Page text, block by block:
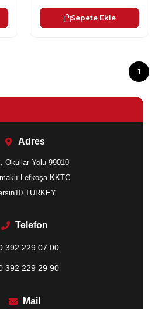
Sepete Ekle
1
Adres
Okullar Yolu 99010
Lefkoşa KKTC
TURKEY
Telefon
392 229 07 00
392 229 29 90
Mail